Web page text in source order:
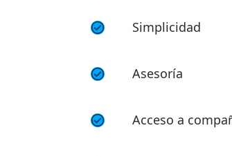
Simplicidad
Asesoría
Acceso a